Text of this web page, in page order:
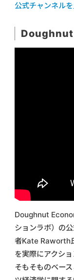
公式チャンネル
Doughnut
ションラボ）の
者Kate Raworth
を実際にアクシ
そもそものベー